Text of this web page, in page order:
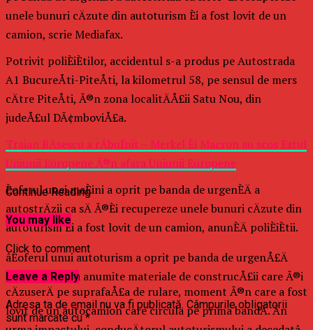
unele bunuri cÄzute din autoturism Èi a fost lovit de un
camion, scrie Mediafax.
Potrivit poliÈiÈtilor, accidentul s-a produs pe Autostrada
A1 BucureÅti-PiteÅti, la kilometrul 58, pe sensul de mers
cÄtre PiteÅti, Ã®n zona localitÄÅ£ii Satu Nou, din
judeÅ£ul DÃ¢mboviÅ£a.
Traian BÄsescu a rÄbufnit – Merkel Èi Macron au scos Estul
Uniunii Europene Ã®n afara Uniunii Europene
Èoferul unei maÈini a oprit pe banda de urgenÈÄ a
autostrÄzii ca sÄ Ã®Èi recupereze unele bunuri cÄzute din
autoturism Èi a fost lovit de un camion, anunÈÄ poliÈiÈtii.
âÈoferul unui autoturism a oprit pe banda de urgenÅ£Ä
pentru a ridica anumite materiale de construcÅ£ii care Ã®i
cÄzuserÄ pe suprafaÅ£a de rulare, moment Ã®n care a fost
lovit de un autocamion care circula pe prima bandÄ. Ãn
Continue Reading
You may like
Click to comment
Leave a Reply
Adresa ta de email nu va fi publicată. Câmpurile obligatorii
sunt marcate cu*